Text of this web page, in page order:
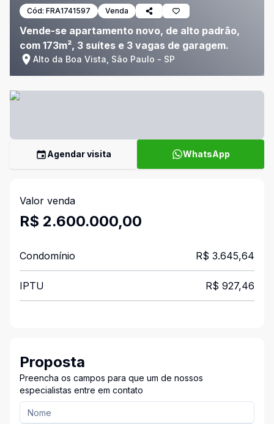
Cód: FRA1741597 Venda
Vende-se apartamento novo, de alto padrão,
com 173m², 3 suítes e 3 vagas de garagem.
Alto da Boa Vista, São Paulo - SP
Agendar visita WhatsApp
Valor venda
R$ 2.600.000,00
Condomínio R$ 3.645,64
IPTU R$ 927,46
Proposta
Preencha os campos para que um de nossos
especialistas entre em contato